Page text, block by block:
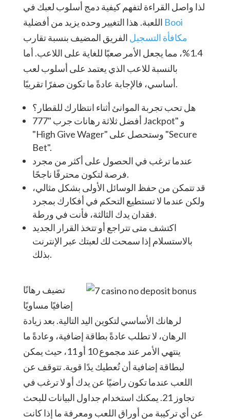
لذا واصل القراءة لتفهم كيفية دمج أسلوب لعبك في
Booi
مكافأة التسجيل الفريق المضيف بنسبة تقارب
1.4%، مما يجعل الأمر صعبًا للغاية على اللاعب. أما
بالنسبة للاعب الذي يعتمد على أسلوب لعب
أساسي، فالإجابة عادةً ما تكون صفرًا تقريبًا.
هل تحب تجربة الموانئ أثناء انتظارك للقطار؟
أفضل ثلاثة رهانات جرب "777 Jackpot" و
"High Give Wager" وستحصل على "Secure
Bet".
عندما ترغب في الحصول على أكثر من مجرد
فرصة لتكون محترفًا ناجحًا.
قد تتمكن من حفظ الوسائل الأولى بشكل مثالي،
ولكن عندما لا تستطيع التحكم في أفكارك بمجرد
فقدان يدك الثالثة، فأنت في ورطة.
اكتشف متى تتراجع أو تتخذ القرار الجديد
بالاستسلام إذا سمحت لك لعبتك عبر الإنترنت
بذلك.
تضيف رهانًا
إضافيًا مساويًا
لرهانك الأساسي لتكوين اليد التالية. بعد زيادة
الرهان، لا تطلب عادةً بطاقة إضافية، وعادةً ما
ينتهي الأمر عند مجموع 10 أو 11، حيث يمكن
لبطاقة إضافية أن تُعطيك يدًا قوية. تتوقف عن
اللعب عندما تكون راضيًا عن يدك أو لا ترغب في
تجاوز 21. يمكنك استخدام جداول البيانات للبحث
عن أي تركيبة من أوراق اللعب ومعرفة ما إذا كانت